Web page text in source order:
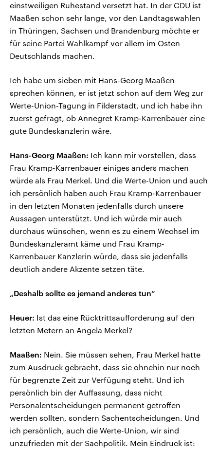
einstweiligen Ruhestand versetzt hat. In der CDU ist
Maaßen schon sehr lange, vor den Landtagswahlen
in Thüringen, Sachsen und Brandenburg möchte er
für seine Partei Wahlkampf vor allem im Osten
Deutschlands machen.
Ich habe um sieben mit Hans-Georg Maaßen
sprechen können, er ist jetzt schon auf dem Weg zur
Werte-Union-Tagung in Filderstadt, und ich habe ihn
zuerst gefragt, ob Annegret Kramp-Karrenbauer eine
gute Bundeskanzlerin wäre.
Hans-Georg Maaßen: Ich kann mir vorstellen, dass
Frau Kramp-Karrenbauer einiges anders machen
würde als Frau Merkel. Und die Werte-Union und auch
ich persönlich haben auch Frau Kramp-Karrenbauer
in den letzten Monaten jedenfalls durch unsere
Aussagen unterstützt. Und ich würde mir auch
durchaus wünschen, wenn es zu einem Wechsel im
Bundeskanzleramt käme und Frau Kramp-
Karrenbauer Kanzlerin würde, dass sie jedenfalls
deutlich andere Akzente setzen täte.
„Deshalb sollte es jemand anderes tun“
Heuer: Ist das eine Rücktrittsaufforderung auf den
letzten Metern an Angela Merkel?
Maaßen: Nein. Sie müssen sehen, Frau Merkel hatte
zum Ausdruck gebracht, dass sie ohnehin nur noch
für begrenzte Zeit zur Verfügung steht. Und ich
persönlich bin der Auffassung, dass nicht
Personalentscheidungen permanent getroffen
werden sollten, sondern Sachentscheidungen. Und
ich persönlich, auch die Werte-Union, wir sind
unzufrieden mit der Sachpolitik. Mein Eindruck ist: